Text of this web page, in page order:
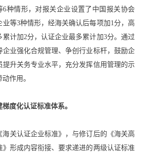
6种情形，对报关企业设置了中国报关协会
业等3种情形，经海关确认后每项加1分，高
累计加2分，认证企业最多累计加3分。通过
企业强化合规管理、争创行业标杆，鼓励企
提升关务专业水平，充分发挥信用管理的示
作用。
梯度化认证标准体系。
海关认证企业标准》，与修订后的《海关高
》形成内容衔接、要求递进的两级认证标准